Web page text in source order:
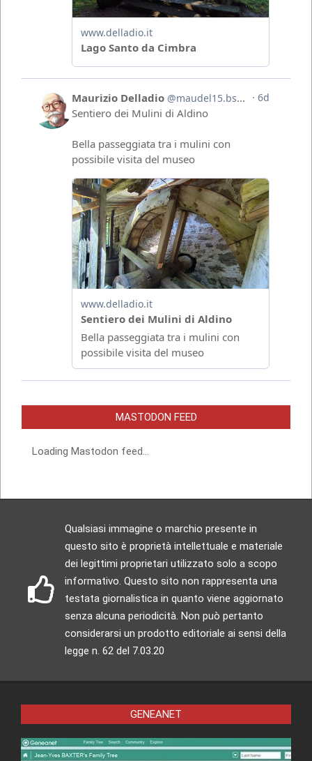
MASTODON FEED
Loading Mastodon feed...
Qualsiasi immagine o marchio presente in
questo sito è proprietà intellettuale e materiale
dei legittimi proprietari utilizzato solo a scopo
informativo. Questo sito non rappresenta una
testata giornalistica in quanto viene aggiornato
senza alcuna periodicità. Non può pertanto
considerarsi un prodotto editoriale ai sensi della
legge n. 62 del 7.03.20
GENEANET